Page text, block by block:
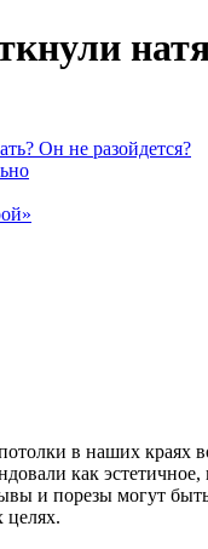
Он не разойдется?
в наших краях
как
и порезы могут
целях.